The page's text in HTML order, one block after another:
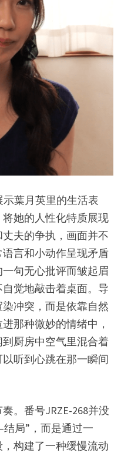
示葉月英里的生活表
她的人性化特质展现
夫的争执，画面并不
言和小动作呈现矛盾
句无心批评而皱起眉
觉地敲击着桌面。导
冲突，而是依靠自然
那种微妙的情绪中，
厨房中空气里混合着
听到心跳在那一瞬间
。番号JRZE-268并没
局”，而是通过一
构建了一种缓慢流动